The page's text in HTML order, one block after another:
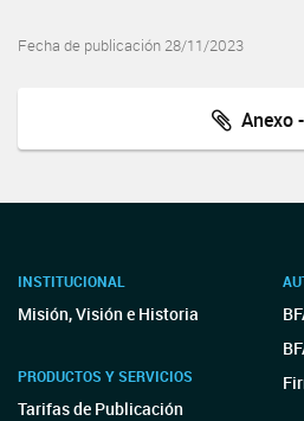
Fecha de publicación 28/11/2023
Anexo -
INSTITUCIONAL
Misión, Visión e Historia
PRODUCTOS Y SERVICIOS
Tarifas de Publicación